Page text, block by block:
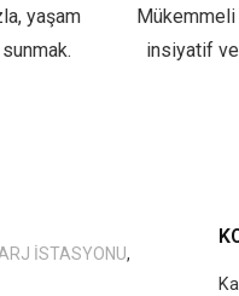
yaşam
insiyatif
İSTASYONU,